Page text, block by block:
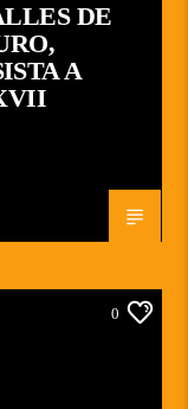
DE
A
0